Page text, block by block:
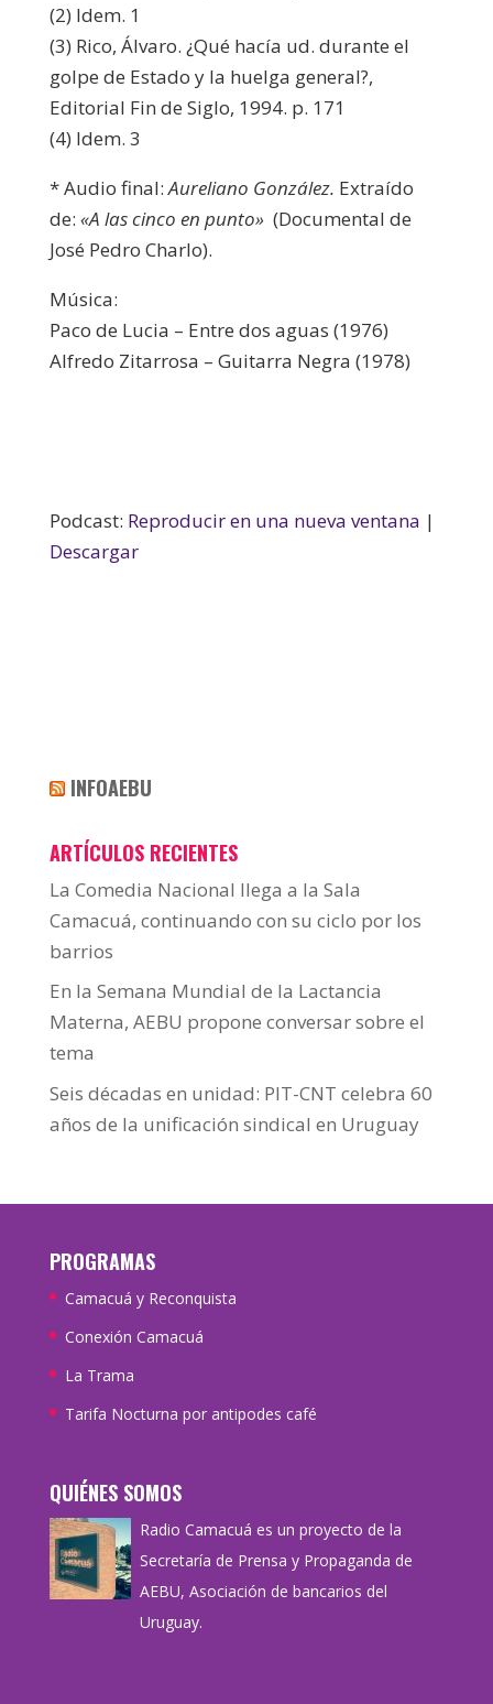
(2) Idem. 1
(3) Rico, Álvaro. ¿Qué hacía ud. durante el
golpe de Estado y la huelga general?,
Editorial Fin de Siglo, 1994. p. 171
(4) Idem. 3
* Audio final:Aureliano González. Extraído
de: «A las cinco en punto» (Documental de
José Pedro Charlo).
Música:
Paco de Lucia – Entre dos aguas (1976)
Alfredo Zitarrosa – Guitarra Negra (1978)
Podcast: Reproducir en una nueva ventana |
Descargar
INFOAEBU
ARTÍCULOS RECIENTES
La Comedia Nacional llega a la Sala
Camacuá, continuando con su ciclo por los
barrios
En la Semana Mundial de la Lactancia
Materna, AEBU propone conversar sobre el
tema
Seis décadas en unidad: PIT-CNT celebra 60
años de la unificación sindical en Uruguay
PROGRAMAS
Camacuá y Reconquista
Conexión Camacuá
La Trama
Tarifa Nocturna por antipodes café
QUIÉNES SOMOS
Radio Camacuá es un proyecto de la
Secretaría de Prensa y Propaganda de
AEBU, Asociación de bancarios del
Uruguay.